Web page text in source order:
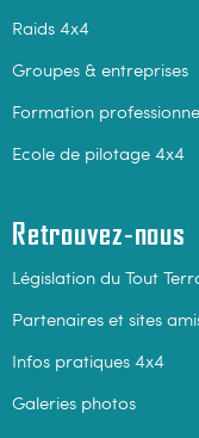
Raids 4x4
Groupes & entreprises
Formation
Ecole de pilotage 4x4
Retrouvez-nous
Législation du Tout
Partenaires et sites
Infos pratiques 4x4
Galeries photos